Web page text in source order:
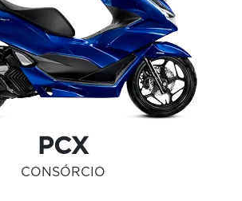
PCX
CONSÓRCIO